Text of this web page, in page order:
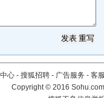
心 - 搜狐招聘 - 广告服务 - 客
Copyright©2016